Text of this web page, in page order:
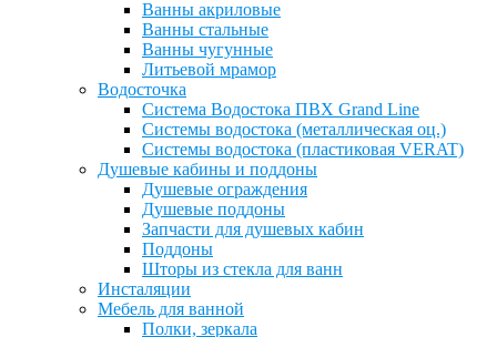
Ванны акриловые
Ванны стальные
Ванны чугунные
Литьевой мрамор
Водосточка
Система Водостока ПВХ Grand Line
Системы водостока (металлическая оц.)
Системы водостока (пластиковая VERAT)
Душевые кабины и поддоны
Душевые ограждения
Душевые поддоны
Запчасти для душевых кабин
Поддоны
Шторы из стекла для ванн
Инсталяции
Мебель для ванной
Полки, зеркала